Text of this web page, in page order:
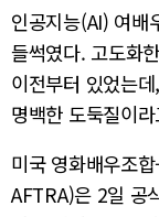
인공지능(AI) 여배
들썩였다. 고도화
이전부터 있었는
명백한 도둑질이
미국 영화배우조
AFTRA)은 2일 공